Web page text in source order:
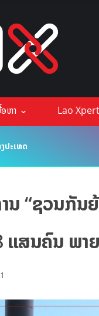
ອຫາ Lao
ປະເທດ
ນ “ຊວນກັນ
ແສນຄົນ ພາ